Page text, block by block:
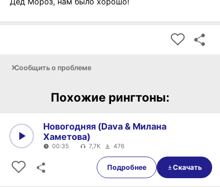
Сообщить о проблеме
Похожие рингтоны:
00:35
Новогодняя (Dava & Милана
Хаметова)
00:35 7,7K 476
Подробнее Скачать